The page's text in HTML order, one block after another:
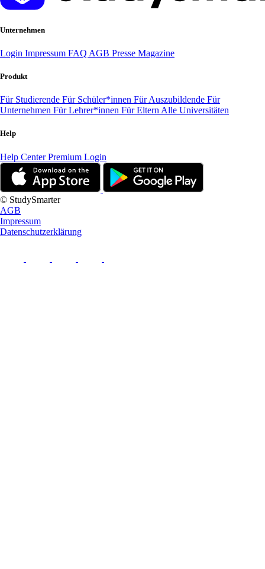
Unternehmen
Login Impressum FAQ AGB Presse Magazine
Produkt
Für Studierende Für Schüler*innen Für Auszubildende Für
Unternehmen Für Lehrer*innen Für Eltern Alle Universitäten
Help
Help CenterPremium Login
© StudySmarter
AGB
Impressum
Datenschutzerklärung